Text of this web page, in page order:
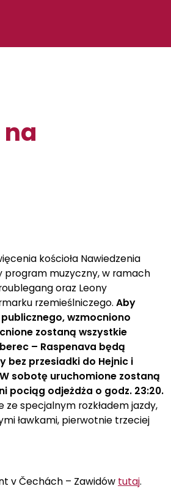
kościoła Nawiedzenia
program muzyczny, w ramach
oraz Leony
rzemieślniczego. Aby
wzmocniono
zostaną wszystkie
– Raspenava będą
bez przesiadki do Hejnic i
sobotę uruchomione zostaną
pociąg odjeżdża o godz. 23:20.
ze specjalnym rozkładem jazdy,
ławkami, pierwotnie trzeciej
v Čechách – Zawidów tutaj.